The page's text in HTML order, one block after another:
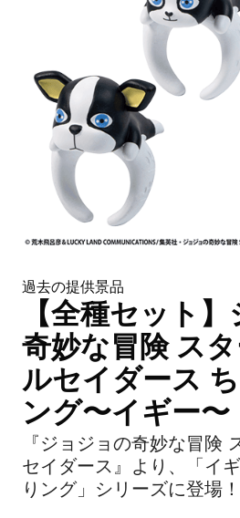
過去の提供景品
【全種セット
奇妙な冒険 ス
ルセイダース
ング〜イギー〜
『ジョジョの奇妙な冒険
セイダース』より、「イ
りング」シリーズに登場！